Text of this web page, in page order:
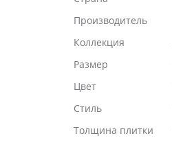
Производитель
Коллекция
Размер
Цвет
Стиль
Толщина плитки